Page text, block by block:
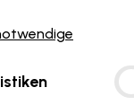
3
dir 3